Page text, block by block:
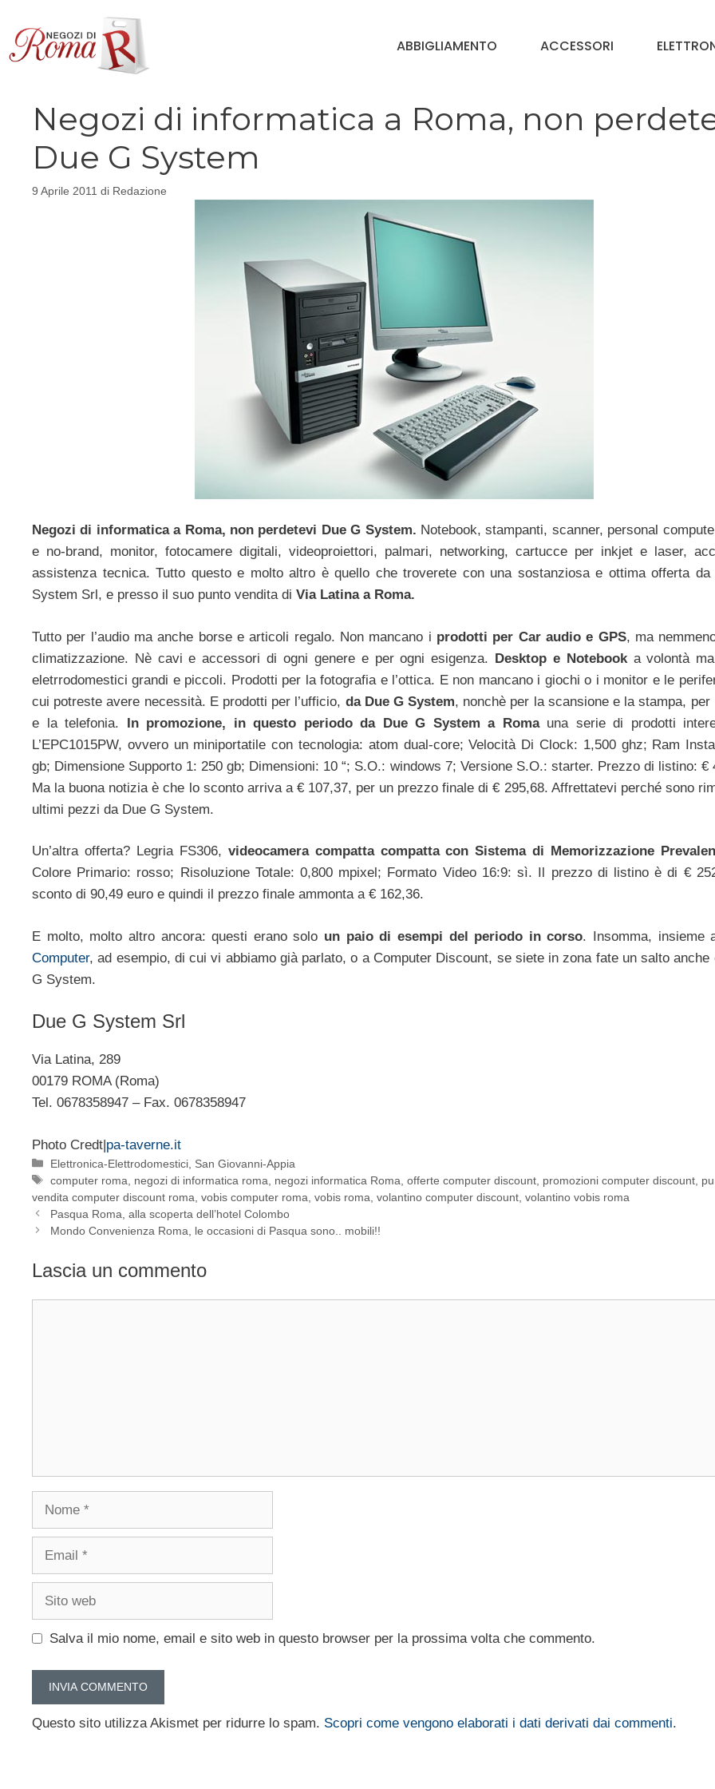
contenuto
ABBIGLIAMENTO ACCESSORI
Negozi di informatica a Roma, non
Due G System
9 Aprile 2011 di Redazione
Negozi di informatica a Roma, non perdetevi Due G System. Notebook, stampanti, scanner, personal
e no-brand, monitor, fotocamere digitali, videoproiettori, palmari, networking, cartucce per inkjet e laser,
assistenza tecnica. Tutto questo e molto altro è quello che troverete con una sostanziosa e ottima offerta da
System Srl, e presso il suo punto vendita di Via Latina a Roma.
Tutto per l’audio ma anche borse e articoli regalo. Non mancano i prodotti per Car audio e GPS, ma
climatizzazione. Nè cavi e accessori di ogni genere e per ogni esigenza. Desktop e Notebooka volontà
eletrrodomestici grandi e piccoli. Prodotti per la fotografia e l’ottica. E non mancano i giochi o i monitor e le
cui potreste avere necessità. E prodotti per l’ufficio, da Due G System, nonchè per la scansione e la stampa, per
e la telefonia. In promozione, in questo periodo da Due G System a Roma una serie di prodotti
L’EPC1015PW, ovvero un miniportatile con tecnologia: atom dual-core; Velocità Di Clock: 1,500 ghz; Ram
gb; Dimensione Supporto 1: 250 gb; Dimensioni: 10 “; S.O.: windows 7; Versione S.O.: starter. Prezzo di listino: €
Ma la buona notizia è che lo sconto arriva a € 107,37, per un prezzo finale di € 295,68. Affrettatevi perché sono
ultimi pezzi da Due G System.
Un’altra offerta? Legria FS306, videocamera compatta compatta con Sistema di Memorizzazione
Colore Primario: rosso; Risoluzione Totale: 0,800 mpixel; Formato Video 16:9: sì. Il prezzo di listino è di €
sconto di 90,49 euro e quindi il prezzo finale ammonta a € 162,36.
E molto, molto altro ancora: questi erano solo un paio di esempi del periodo in corso. Insomma, insieme
Computer, ad esempio, di cui vi abbiamo già parlato, o a Computer Discount, se siete in zona fate un salto anche
G System.
Due G System Srl
Via Latina, 289
00179 ROMA (Roma)
Tel. 0678358947 – Fax. 0678358947
Photo Credt|pa-taverne.it
Categorie
Elettronica-Elettrodomestici San Giovanni-Appia
Tag
computer roma negozi di informatica roma negozi informatica Roma ,offerte computer discount promozioni computer discount
vendita computer discount roma vobis computer roma vobis roma volantino computer discount volantino vobis roma
Pasqua Roma, alla scoperta dell’hotel Colombo
Mondo Convenienza Roma, le occasioni di Pasqua sono.. mobili!!
Lascia un commento
Nome
Email
Sito
Salva il mio nome, email e sito web in questo browser per la prossima volta che commento.
Questo sito utilizza Akismet per ridurre lo spam. Scopri come vengono elaborati i dati derivati dai commenti.